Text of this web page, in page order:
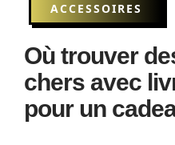
ACCESSOIRES
Où trouver
chers avec
pour un